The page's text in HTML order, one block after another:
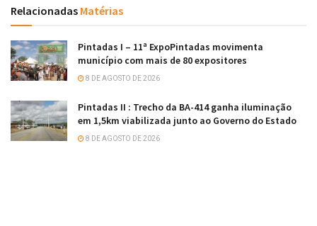
Relacionadas Matérias
Pintadas I – 11ª ExpoPintadas movimenta
município com mais de 80 expositores
8 DE AGOSTO DE 2026
Pintadas II : Trecho da BA-414 ganha iluminação
em 1,5km viabilizada junto ao Governo do Estado
8 DE AGOSTO DE 2026